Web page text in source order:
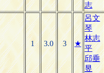
志
1 3.0 3 ★
呂文
琴
林志
平
邱垂
昱